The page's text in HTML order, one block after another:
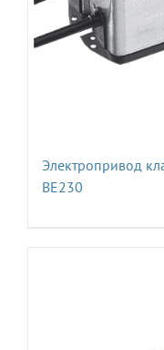
Электропривод
BE230